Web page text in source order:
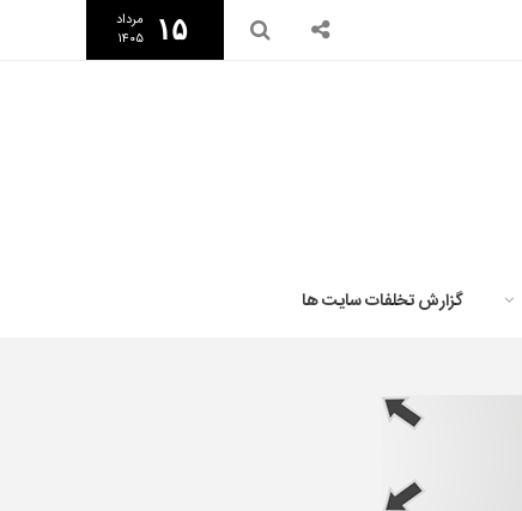
۱۵
مرداد
۱۴۰۵
گزارش تخلفات سایت ها